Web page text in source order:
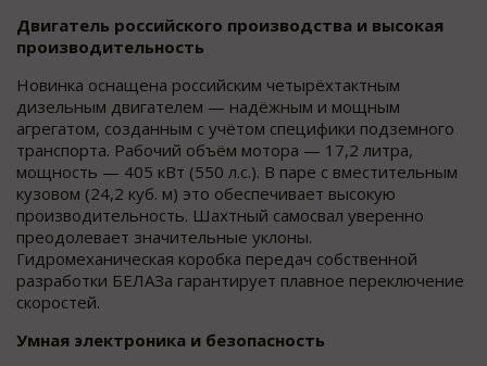
Двигатель российского производства и высокая
производительность
Новинка оснащена российским четырёхтактным
дизельным двигателем — надёжным и мощным
агрегатом, созданным с учётом специфики подземного
транспорта. Рабочий объём мотора — 17,2 литра,
мощность — 405 кВт (550 л.с.). В паре с вместительным
кузовом (24,2 куб. м) это обеспечивает высокую
производительность. Шахтный самосвал уверенно
преодолевает значительные уклоны.
Гидромеханическая коробка передач собственной
разработки БЕЛАЗа гарантирует плавное переключение
скоростей.
Умная электроника и безопасность